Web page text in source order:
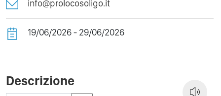
info@prolocosoligo.it
19/06/2026 - 29/06/2026
Descrizione